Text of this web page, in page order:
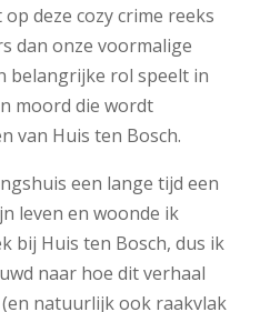
deze cozy crime reeks
dan onze voormalige
belangrijke rol speelt in
moord die wordt
van Huis ten Bosch.
een lange tijd een
leven en woonde ik
bij Huis ten Bosch, dus ik
naar hoe dit verhaal
natuurlijk ook raakvlak